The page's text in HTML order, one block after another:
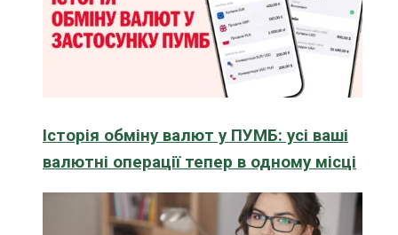
Історія обміну валют у ПУМБ: усі ваші
валютні операції тепер в одному місці